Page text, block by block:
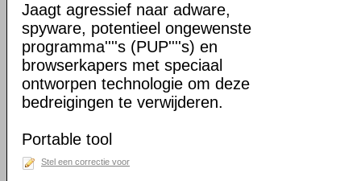
Jaagt agressief naar adware,
spyware, potentieel ongewenste
programma''''s (PUP''''s) en
browserkapers met speciaal
ontworpen technologie om deze
bedreigingen te verwijderen.
Portable tool
Stel een correctie voor